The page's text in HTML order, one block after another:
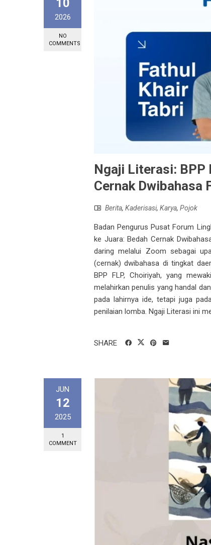
10
2026
NO
COMMENTS
Ngaji Literasi: BPP
Cernak Dwibahasa
Berita, Kaderisasi, Karya, Pojok
Badan Pengurus Pusat Forum
ke Juara: Bedah Cernak
daring melalui Zoom sebagai
(cernak) dwibahasa di tingkat
BPP FLP, Choiriyah, yang
melahirkan penulis yang handal
pada lahirnya ide, tetapi juga
penilaian lomba. Ngaji Literasi ini
SHARE
JUN
12
2025
1
COMMENT